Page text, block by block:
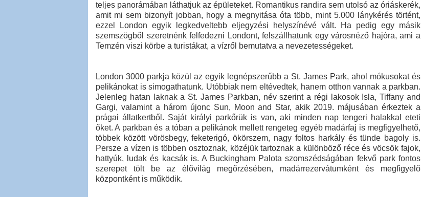
teljes panorámában láthatjuk az épületeket. Romantikus randira sem utolsó az óriáskerék,
amit mi sem bizonyít jobban, hogy a megnyitása óta több, mint 5.000 lánykérés történt,
ezzel London egyik legkedveltebb eljegyzési helyszínévé vált. Ha pedig egy másik
szemszögből szeretnénk felfedezni Londont, felszállhatunk egy városnéző hajóra, ami a
Temzén viszi körbe a turistákat, a vízről bemutatva a nevezetességeket.
London 3000 parkja közül az egyik legnépszerűbb a St. James Park, ahol mókusokat és
pelikánokat is simogathatunk. Utóbbiak nem eltévedtek, hanem otthon vannak a parkban.
Jelenleg hatan laknak a St. James Parkban, név szerint a régi lakosok Isla, Tiffany and
Gargi, valamint a három újonc Sun, Moon and Star, akik 2019. májusában érkeztek a
prágai állatkertből. Saját királyi parkőrük is van, aki minden nap tengeri halakkal eteti
őket. A parkban és a tóban a pelikánok mellett rengeteg egyéb madárfaj is megfigyelhető,
többek között vörösbegy, feketerigó, ökörszem, nagy foltos harkály és tünde bagoly is.
Persze a vízen is többen osztoznak, közéjük tartoznak a különböző réce és vöcsök fajok,
hattyúk, ludak és kacsák is. A Buckingham Palota szomszédságában fekvő park fontos
szerepet tölt be az élővilág megőrzésében, madárrezervátumként és megfigyelő
központként is működik.